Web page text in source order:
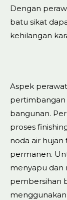
Dengan
batu sikat
kehilangan
Aspek
bangunan.
proses
noda air
permanen.
menyapu dan
pembersihan